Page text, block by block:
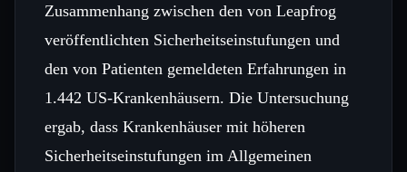
Zusammenhang zwischen den von Leapfrog
veröffentlichten Sicherheitseinstufungen und
den von Patienten gemeldeten Erfahrungen in
1.442 US‑Krankenhäusern. Die Untersuchung
ergab, dass Krankenhäuser mit höheren
Sicherheitseinstufungen im Allgemeinen